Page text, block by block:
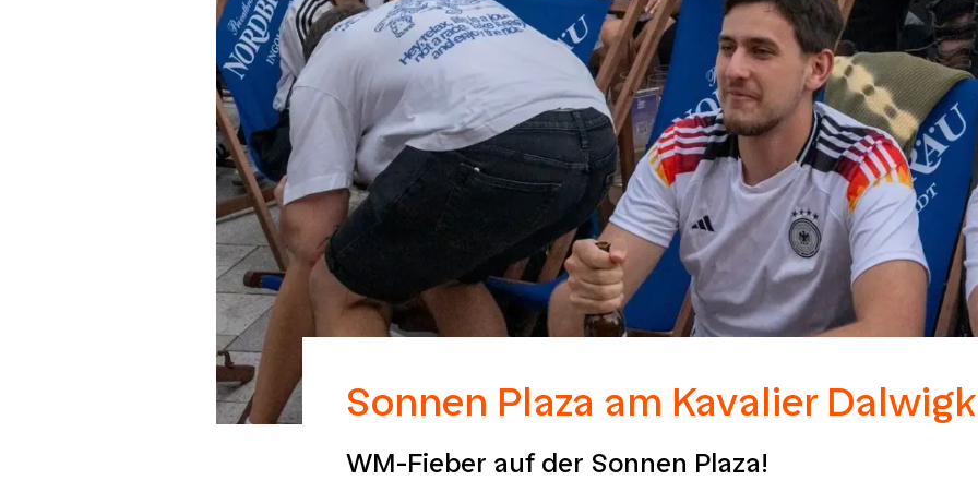
Sonnen Plaza am Kavalier Dalwigk
WM-Fieber auf der Sonnen Plaza!